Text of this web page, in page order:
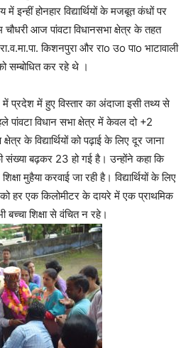
होनहार विद्यार्थियों के मजबूत कंधों पर
चौधरी आज पांवटा विधानसभा क्षेत्र के तहत
किशनपुरा और राo उo पाo भाटावाली
सम्बोधित कर रहे थे ।
में प्रदेश में हुए विस्तार का अंदाजा इसी तथ्य से
पांवटा विधान सभा क्षेत्र में केवल दो +2
के विद्यार्थियों को पढ़ाई के लिए दूर जाना
संख्या बढ़कर 23 हो गई है। उन्होंने कहा कि
शिक्षा मुहैया करवाई जा रही है। विद्यार्थियों के लिए
को हर एक किलोमीटर के दायरे में एक प्राथमिक
बच्चा शिक्षा से वंचित न रहे।